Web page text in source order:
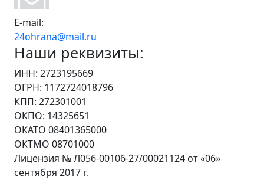
E-mail:
24ohrana@mail.ru
Наши реквизиты:
ИНН: 2723195669
ОГРН: 1172724018796
КПП: 272301001
ОКПО: 14325651
ОКАТО 08401365000
ОКТМО 08701000
Лицензия № Л056-00106-27/00021124 от «06»
сентября 2017 г.